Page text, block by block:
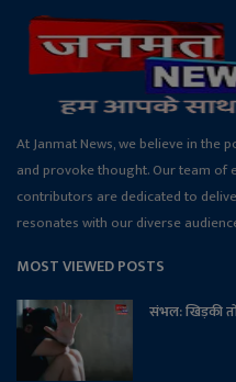
At Janmat News, we believe in
and provoke thought. Our team of
contributors are dedicated to
resonates with our diverse
MOST VIEWED POSTS
संभल: खिड़की